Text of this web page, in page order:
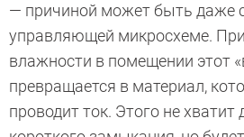
— причиной может быть даже
управляющей микросхеме.
влажности в помещении этот
превращается в материал,
проводит ток. Этого не хватит